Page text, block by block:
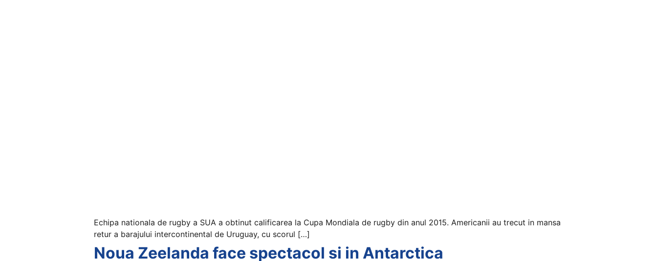
Echipa nationala de rugby a SUA a obtinut calificarea la Cupa Mondiala de rugby din anul 2015. Americanii au trecut in mansa
retur a barajului intercontinental de Uruguay, cu scorul […]
Noua Zeelanda face spectacol si in Antarctica